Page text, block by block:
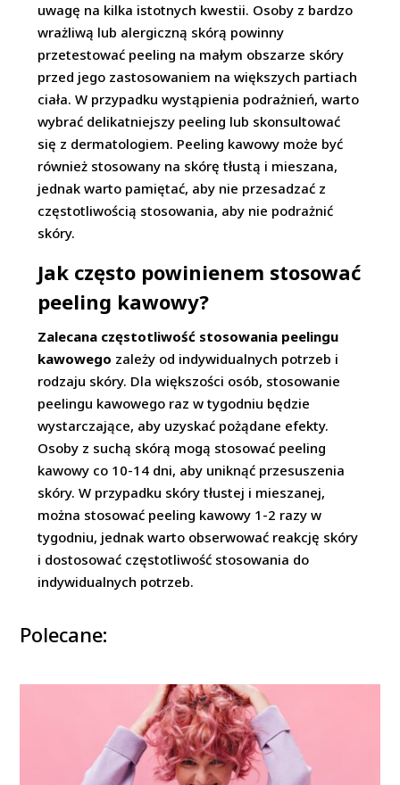
uwagę na kilka istotnych kwestii. Osoby z bardzo
wrażliwą lub alergiczną skórą powinny
przetestować peeling na małym obszarze skóry
przed jego zastosowaniem na większych partiach
ciała. W przypadku wystąpienia podrażnień, warto
wybrać delikatniejszy peeling lub skonsultować
się z dermatologiem. Peeling kawowy może być
również stosowany na skórę tłustą i mieszana,
jednak warto pamiętać, aby nie przesadzać z
częstotliwością stosowania, aby nie podrażnić
skóry.
Jak często powinienem stosować
peeling kawowy?
Zalecana częstotliwość stosowania peelingu
kawowego zależy od indywidualnych potrzeb i
rodzaju skóry. Dla większości osób, stosowanie
peelingu kawowego raz w tygodniu będzie
wystarczające, aby uzyskać pożądane efekty.
Osoby z suchą skórą mogą stosować peeling
kawowy co 10-14 dni, aby uniknąć przesuszenia
skóry. W przypadku skóry tłustej i mieszanej,
można stosować peeling kawowy 1-2 razy w
tygodniu, jednak warto obserwować reakcję skóry
i dostosować częstotliwość stosowania do
indywidualnych potrzeb.
Polecane: